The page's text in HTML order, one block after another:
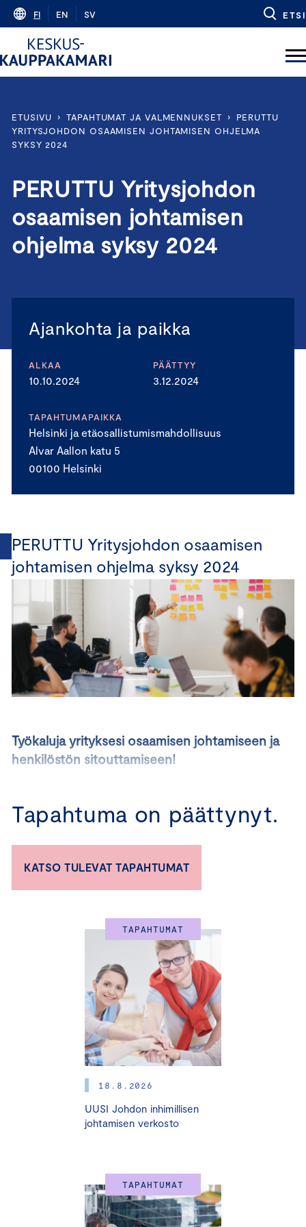
Skip
content
FI EN SV ETSI
ETUSIVU › TAPAHTUMAT JA VALMENNUKSET ›
PERUTTU
YRITYSJOHDON OSAAMISEN JOHTAMISEN OHJELMA
SYKSY 2024
PERUTTU Yritysjohdon
osaamisen johtamisen
ohjelma syksy 2024
Ajankohta ja paikka
ALKAA
10.10.2024
PÄÄTTYY
3.12.2024
TAPAHTUMAPAIKKA
Helsinki ja etäosallistumismahdollisuus
Alvar Aallon katu 5
00100 Helsinki
PERUTTU Yritysjohdon osaamisen
johtamisen ohjelma syksy 2024
Työkaluja yrityksesi osaamisen johtamiseen ja
henkilöstön sitouttamiseen!
Osaava henkilöstö on yritysten merkittävin kilpailuetu,
mutta näkyykö se yritysten johtamisessa ja
prioriteeteissa? Kilpailu osaajista kiristyy, Suomen
työnteon muodot ja paikat, ja verkostomainen työnteko
lisääntyy. Kun tekoäly vielä laittaa rytinällä tietotyötä
uuteen uskoon, on soppa valmis. Kuinka pysyä
muutoksessa mukana – entä kuinka johtaa sitä edeltä?
Osallistumalla Yritysjohdon osaamisen johtamisen
ohjelmaan pääset kehittämään ajatteluasi siitä, kuinka
varmistaa osaava, sitoutunut ja tuloksentekokykyinen
henkilöstö yritykseesi myös tulevaisuudessa.
Yritysjohdon osaamisen johtamisen ohjelma:
Avaa työelämän, työhön sitoutumisen ja työnteon
Antaa yritysjohdolle työkaluja osaamisen
johtamiseen ja niin kotimaisiin kuin kansainvälisiin
rekrytointeihin
Tapahtuma on päättynyt.
KATSO TULEVAT TAPAHTUMAT
TAPAHTUMAT
18.8.2026
UUSI Johdon inhimillisen
johtamisen verkosto
TAPAHTUMAT